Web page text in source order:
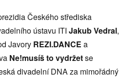
Českého střediska
ústavu ITIJakub Vedral,
Javory REZI.DANCE a
Ne!musíš to vydržetse
divadelní DNA za mimořádný